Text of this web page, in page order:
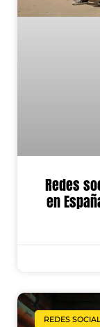
Redes
en
REDES